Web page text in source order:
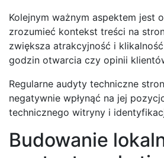
Kolejnym ważnym aspektem jest
zrozumieć kontekst treści na
zwiększa atrakcyjność i
godzin otwarcia czy opinii
Regularne audyty techniczne
negatywnie wpłynąć na jej
technicznego witryny i
Budowanie